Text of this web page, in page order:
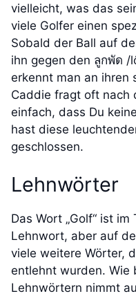
vielleicht, was das
viele Golfer einen
Sobald der Ball auf
ihn gegen den ลูกพัด /
erkennt man an ihren
Caddie fragt oft nach
einfach, dass Du
hast diese
geschlossen.
Lehnwörter
Das Wort „Golf“ ist
Lehnwort, aber auf
viele weitere Wörter,
entlehnt wurden. Wie
Lehnwörtern nimmt